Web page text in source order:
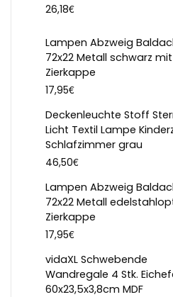
26,18€
Lampen Abzweig
72x22 Metall schwarz mit
Zierkappe
17,95€
Deckenleuchte Stoff
Licht Textil Lampe
Schlafzimmer grau
46,50€
Lampen Abzweig
72x22 Metall
Zierkappe
17,95€
vidaXL Schwebende
Wandregale 4 Stk.
60x23,5x3,8cm MDF